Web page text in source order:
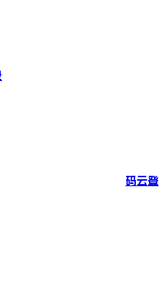
码云登